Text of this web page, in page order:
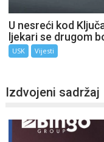
U nesreći kod
ljekari se drugom
USK Vijesti
Izdvojeni sadržaj